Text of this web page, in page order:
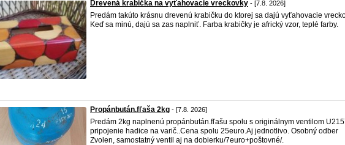
Drevená krabička na vyťahovacie vreckovky - [7.8. 2026]
Predám takúto krásnu drevenú krabičku do ktorej sa dajú vyťahovacie
Keď sa minú, dajú sa zas naplniť. Farba krabičky je africký vzor, teplé farby.
Propánbután.fľaša 2kg - [7.8. 2026]
Predám 2kg naplnenú propánbután.fľašu spolu s originálnym ventilom
pripojenie hadice na varič..Cena spolu 25euro.Aj jednotlivo. Osobný odber
Zvolen, samostatný ventil aj na dobierku/7euro+poštovné/.